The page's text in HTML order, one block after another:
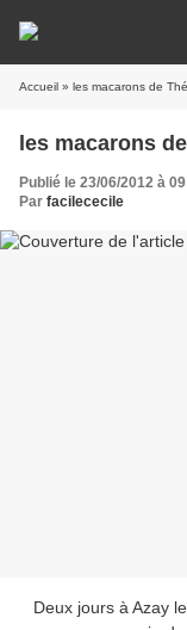
Accueil » les macarons de
les macarons
Publié le 23/06/2012 à
Par facilececile
Deux jours à Azay